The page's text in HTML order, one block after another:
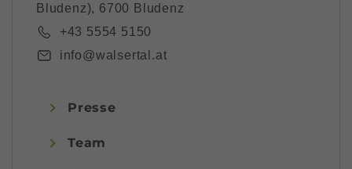
Bludenz), 6700 Bludenz
+43 5554 5150
info@walsertal.at
Presse
Team